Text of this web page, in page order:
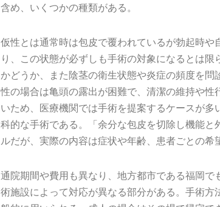
含め、いくつかの種類がある。
仮性とは通常時は包皮で覆われているが勃起時
り、この状態が必ずしも手術の対象になるとは
かどうか、また陰茎の衛生状態や炎症の頻度を
性の場合は亀頭の露出が困難で、清潔の維持や
いため、医療機関では手術を提案するケースが
科的な手術である。「余分な包皮を切除し機能
ルだが、実際の内容は症状や年齢、患者ごとの希
通院期間や費用も異なり、地方都市である福岡
術施設によって対応が異なる部分がある。手術